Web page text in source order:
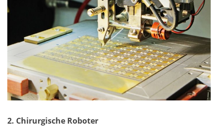
2. Chirurgische Roboter